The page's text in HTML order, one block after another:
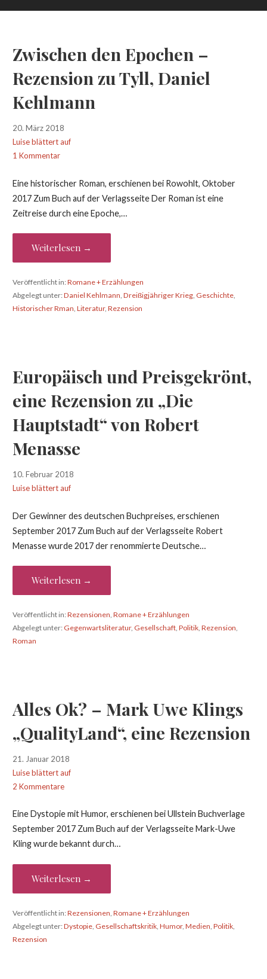
Zwischen den Epochen –
Rezension zu Tyll, Daniel
Kehlmann
20. März 2018
Luise blättert auf
1 Kommentar
Eine historischer Roman, erschienen bei Rowohlt, Oktober
2017 Zum Buch auf der Verlagsseite Der Roman ist eine
Zeitreise durch eine Epoche,…
Weiterlesen →
Veröffentlicht in:Romane + Erzählungen
Abgelegt unter:Daniel Kehlmann Dreißigjähriger Krieg, Geschichte,
Historischer Rman Literatur, Rezension
Europäisch und Preisgekrönt,
eine Rezension zu „Die
Hauptstadt“ von Robert
Menasse
10. Februar 2018
Luise blättert auf
Der Gewinner des deutschen Buchpreises, erschienen
September 2017 Zum Buch auf der Verlagsseite Robert
Menasse wurde 2017 der renommierte Deutsche…
Weiterlesen →
Veröffentlicht in:Rezensionen Romane + Erzählungen
Abgelegt unter: Gegenwartsliteratur, Gesellschaft, Politik, Rezension
Roman
Alles Ok? – Mark Uwe Klings
„QualityLand“, eine Rezension
21. Januar 2018
Luise blättert auf
2 Kommentare
Eine Dystopie mit Humor, erschienen bei Ullstein Buchverlage
September 2017 Zum Buch auf der Verlagsseite Mark-Uwe
Kling wurde bekannt durch…
Weiterlesen →
Veröffentlicht in:Rezensionen Romane + Erzählungen
Abgelegt unter:Dystopie, Gesellschaftskritik, Humor, Medien Politik,
Rezension